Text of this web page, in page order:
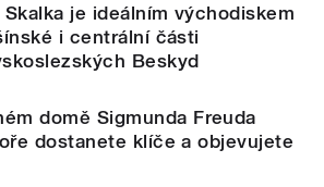
Skalka je ideálním východiskem
i centrální části
Beskyd
domě Sigmunda Freuda
dostanete klíče a objevujete